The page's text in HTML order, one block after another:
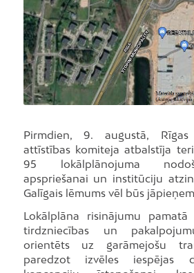
Pirmdien, 9. augustā,
attīstības komiteja atbalstīja
95 lokālplānojuma
apspriešanai un institūciju
Galīgais lēmums vēl būs
Lokālplāna risinājumu
tirdzniecības un
orientēts uz garāmejošu
paredzot izvēles iespējas